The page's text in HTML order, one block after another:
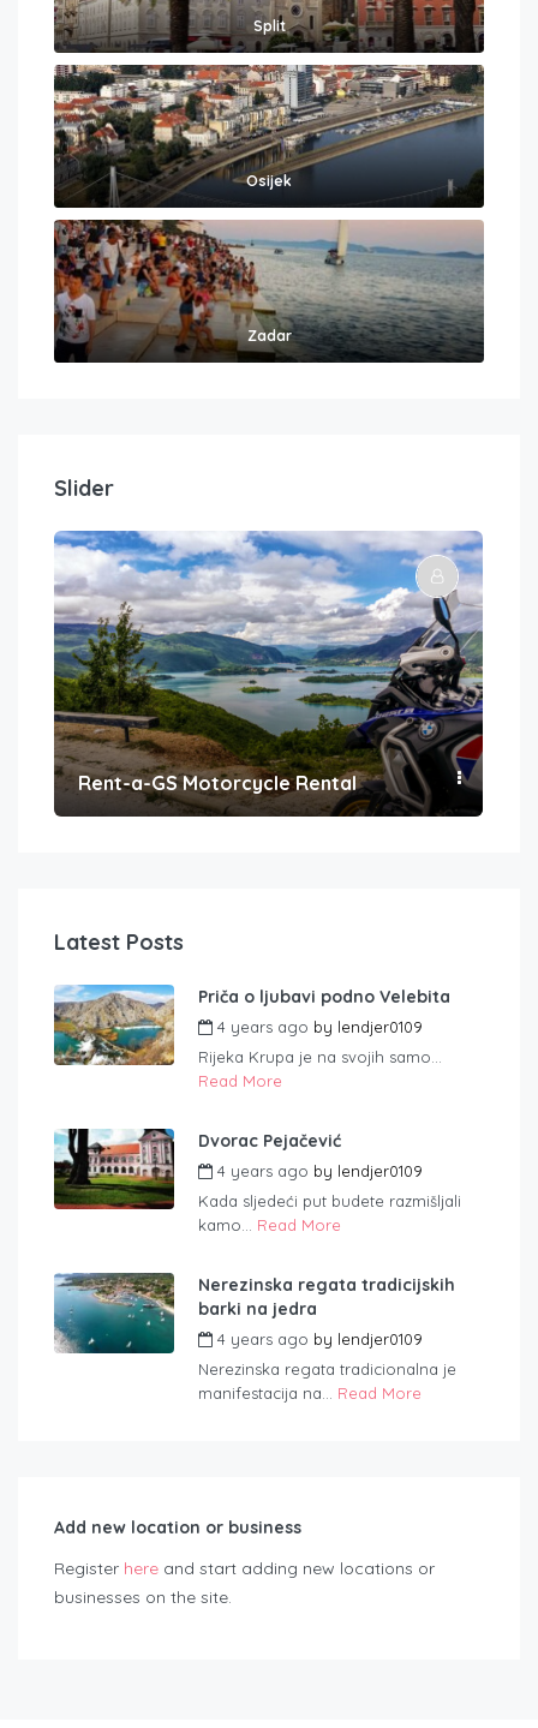
Split
Osijek
Zadar
Slider
Rent-a-GS Motorcycle Rental
Latest Posts
Priča o ljubavi podno Velebita
4 years ago by lendjer0109
Rijeka Krupa je na svojih samo...
Read More
Dvorac Pejačević
4 years ago by lendjer0109
Kada sljedeći put budete razmišljali
kamo... Read More
Nerezinska regata tradicijskih
barki na jedra
4 years ago by lendjer0109
Nerezinska regata tradicionalna je
manifestacija na... Read More
Add new location or business
Register here and start adding new locations or
businesses on the site.